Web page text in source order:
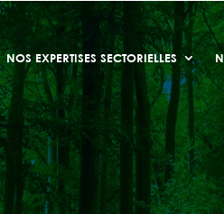
NOS EXPERTISES SECTORIELLES